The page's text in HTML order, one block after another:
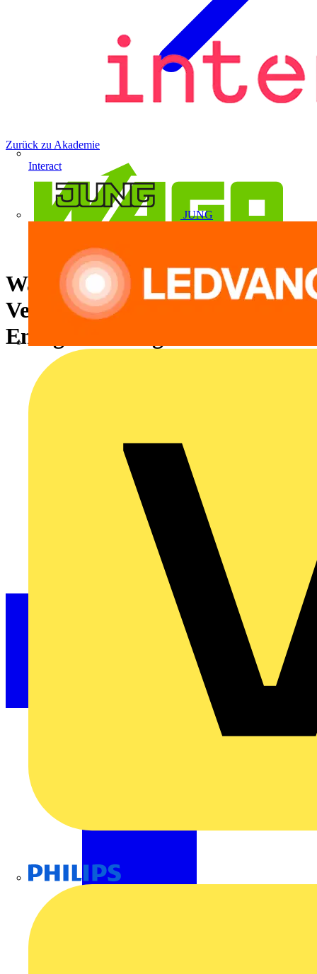
Interact
JUNG
Zurück zu Akademie
Wago Produkthighlights der
Verbindungstechnik und
Energiemessung